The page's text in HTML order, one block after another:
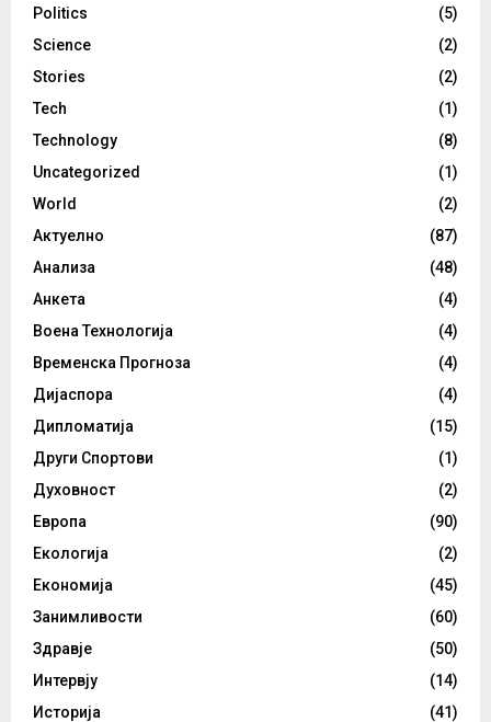
Politics
(5)
Science
(2)
Stories
(2)
Tech
(1)
Technology
(8)
Uncategorized
(1)
World
(2)
Актуелно
(87)
Анализа
(48)
Анкета
(4)
Воена Технологија
(4)
Временска Прогноза
(4)
Дијаспора
(4)
Дипломатија
(15)
Други Спортови
(1)
Духовност
(2)
Европа
(90)
Екологија
(2)
Економија
(45)
Занимливости
(60)
Здравје
(50)
Интервју
(14)
Историја
(41)